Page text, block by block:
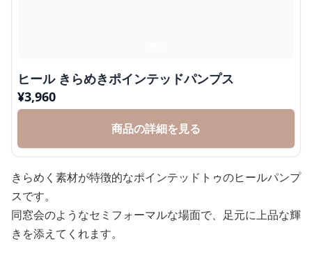
ヒール きらめきポインテッドパンプス
¥3,960
商品の詳細を見る
きらめく素材が特徴的なポインテッドトゥのヒールパンプ
スです。
同窓会のようなセミフォーマルな場面で、足元に上品な輝
きを添えてくれます。